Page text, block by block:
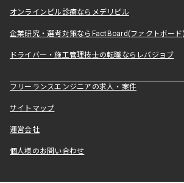
オンラインピル診療ならメデリピル
企業研究・選考対策ならFactBoard(ファクトボード)
ドライバー・施工管理技士の転職ならレバジョブ
フリーランスエンジニアの求人・案件
サイトマップ
運営会社
個人様のお問い合わせ